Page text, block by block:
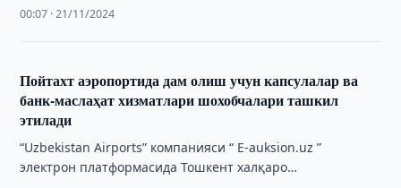
берувчи Hudud Gaz …
00:07 · 21/11/2024
Пойтахт аэропортида дам олиш учун капсулалар ва
банк-маслаҳат хизматлари шохобчалари ташкил
этилади
“Uzbekistan Airports” компанияси “ E-auksion.uz ”
электрон платформасида Тошкент халқаро